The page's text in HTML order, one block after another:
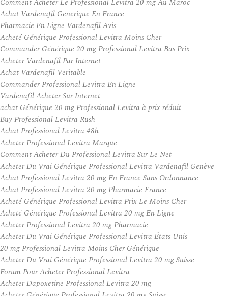
Achat Vardenafil Generique En France
Pharmacie En Ligne Vardenafil Avis
Acheté Générique Professional Levitra Moins Cher
Commander Générique 20 mg Professional Levitra Bas Prix
Acheter Vardenafil Par Internet
Achat Vardenafil Veritable
Commander Professional Levitra En Ligne
Vardenafil Acheter Sur Internet
achat Générique 20 mg Professional Levitra à prix réduit
Buy Professional Levitra Rush
Achat Professional Levitra 48h
Acheter Professional Levitra Marque
Comment Acheter Du Professional Levitra Sur Le Net
Acheter Du Vrai Générique Professional Levitra Vardenafil Genève
Achat Professional Levitra 20 mg En France Sans Ordonnance
Achat Professional Levitra 20 mg Pharmacie France
Acheté Générique Professional Levitra Prix Le Moins Cher
Acheté Générique Professional Levitra 20 mg En Ligne
Acheter Professional Levitra 20 mg Pharmacie
Acheter Du Vrai Générique Professional Levitra États Unis
20 mg Professional Levitra Moins Cher Générique
Acheter Du Vrai Générique Professional Levitra 20 mg Suisse
Forum Pour Acheter Professional Levitra
Acheter Dapoxetine Professional Levitra 20 mg